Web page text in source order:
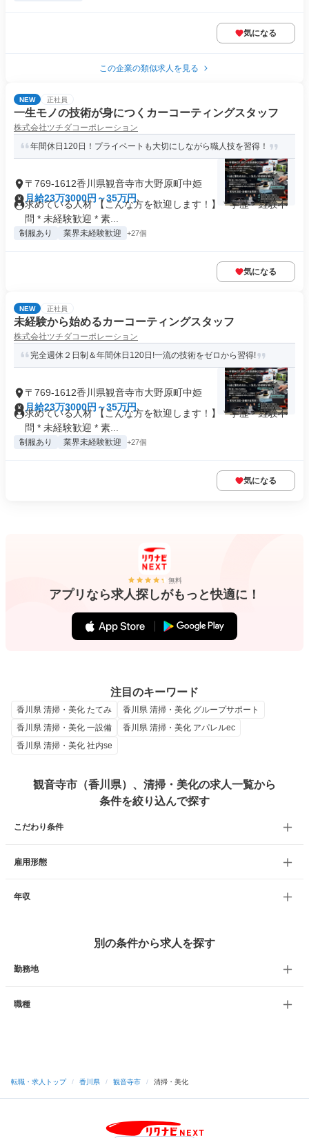
気になる
この企業の類似求人を見る
NEW 正社員
一生モノの技術が身につくカーコーティングスタッフ
株式会社ツチダコーポレーション
年間休日120日！プライベートも大切にしながら職人技を習得！
〒769-1612香川県観音寺市大野原町中姫
月給23万3000円～35万円
求めている人材 【こんな方を歓迎します！】 * 学歴・経験不
問 * 未経験歓迎 * 素...
制服あり 業界未経験歓迎 +27個
気になる
NEW 正社員
未経験から始めるカーコーティングスタッフ
株式会社ツチダコーポレーション
完全週休２日制＆年間休日120日!一流の技術をゼロから習得!
〒769-1612香川県観音寺市大野原町中姫
月給23万3000円～35万円
求めている人材 【こんな方を歓迎します！】 * 学歴・経験不
問 * 未経験歓迎 * 素...
制服あり 業界未経験歓迎 +27個
気になる
無料
アプリなら求人探しがもっと快適に！
注目のキーワード
香川県 清掃・美化 たてみ
香川県 清掃・美化 グループサポート
香川県 清掃・美化 一設備
香川県 清掃・美化 アパレルec
香川県 清掃・美化 社内se
観音寺市（香川県）、清掃・美化の求人一覧から
条件を絞り込んで探す
こだわり条件
雇用形態
年収
別の条件から求人を探す
勤務地
職種
転職・求人トップ / 香川県 / 観音寺市 / 清掃・美化